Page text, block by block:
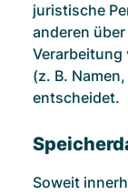
juristische
anderen
Verarbeitung
(z. B.
entscheidet.
Soweit